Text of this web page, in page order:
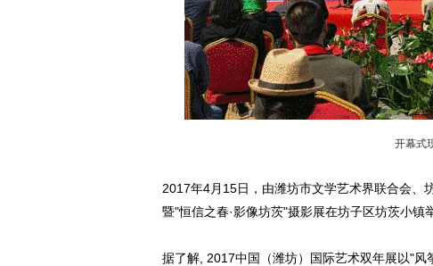
开幕式
2017年4月15日，由潍坊市文学艺术界联合会、
暨"恒信之春·影像坊茨"摄影展在坊子区坊茨小镇
据了解, 2017中国（潍坊）国际艺术双年展以"风